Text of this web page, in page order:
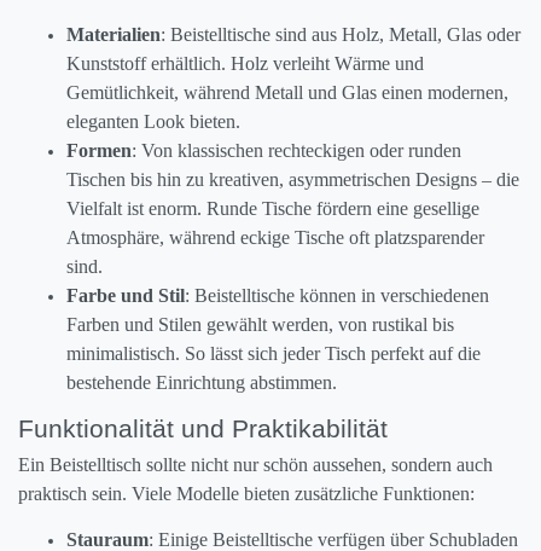
Materialien: Beistelltische sind aus Holz, Metall, Glas oder
Kunststoff erhältlich. Holz verleiht Wärme und
Gemütlichkeit, während Metall und Glas einen modernen,
eleganten Look bieten.
Formen: Von klassischen rechteckigen oder runden
Tischen bis hin zu kreativen, asymmetrischen Designs – die
Vielfalt ist enorm. Runde Tische fördern eine gesellige
Atmosphäre, während eckige Tische oft platzsparender
sind.
Farbe und Stil: Beistelltische können in verschiedenen
Farben und Stilen gewählt werden, von rustikal bis
minimalistisch. So lässt sich jeder Tisch perfekt auf die
bestehende Einrichtung abstimmen.
Funktionalität und Praktikabilität
Ein Beistelltisch sollte nicht nur schön aussehen, sondern auch
praktisch sein. Viele Modelle bieten zusätzliche Funktionen:
Stauraum: Einige Beistelltische verfügen über Schubladen